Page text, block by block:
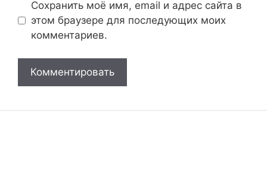
Сохранить моё имя, email и адрес сайта в
этом браузере для последующих моих
комментариев.